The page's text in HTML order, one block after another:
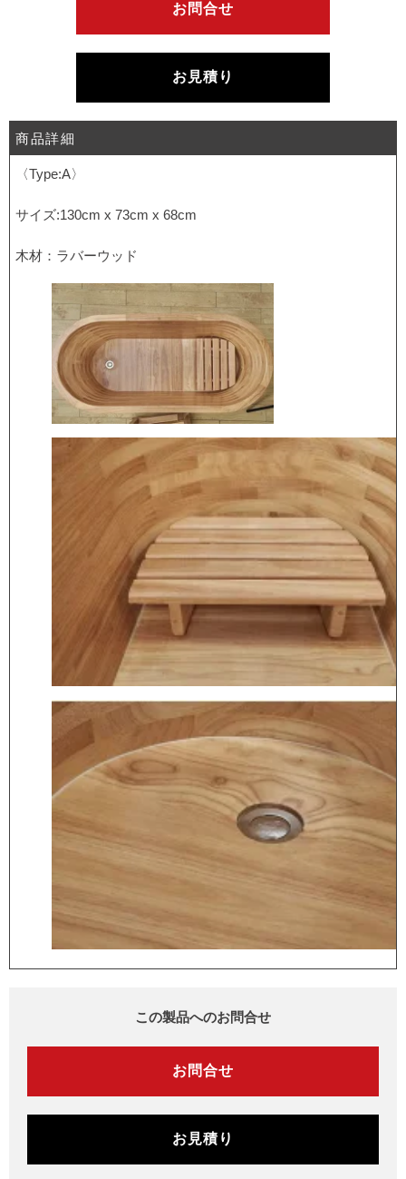
お問合せ
お見積り
商品詳細
〈Type:A〉
サイズ:130cm x 73cm x 68cm
木材：ラバーウッド
この製品へのお問合せ
お問合せ
お見積り